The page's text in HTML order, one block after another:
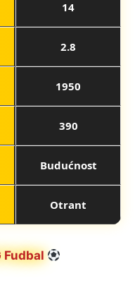
14
2.8
1950
390
Budućnost
Otrant
Fudbal